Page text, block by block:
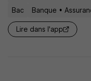
Bac
Banque •
Lire dans l'app